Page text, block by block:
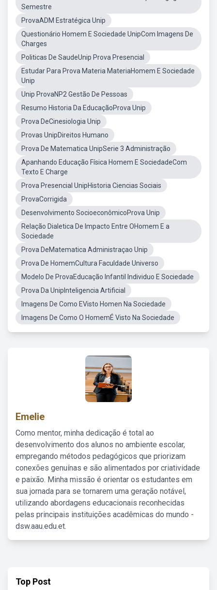
Semestre
ProvaADM Estratégica Unip
Questionário Homem E Sociedade UnipCom Imagens De
Charges
Politicas De SaudeUnip Prova Presencial
Estudar Para Prova Materia MateriaHomem E Sociedade
Unip
Unip ProvaNP2 Gestão De Pessoas
Resumo Historia Da EducaçãoProva Unip
Prova DeCinesiologia Unip
Provas UnipDireitos Humano
Prova De Matematica UnipSerie 3 Administração
Apanhando Educação Física Homem E SociedadeCom
Texto E Charge
Prova Presencial UnipHistoria Ciencias Sociais
ProvaCorrigida
Desenvolvimento SocioeconômicoProva Unip
Relação Dialetica De Impacto Entre OHomem E a
Sociedade
Prova DeMatematica Administraçao Unip
Prova De HomemCultura Faculdade Universo
Modelo De ProvaEducação Infantil Individuo E Sociedade
Prova Da UnipInteligencia Artificial
Imagens De Como EVisto Homen Na Sociedade
Imagens De Como O HomemÉ Visto Na Sociedade
Emelie
Como mentor, minha dedicação é total ao
desenvolvimento dos alunos no ambiente escolar,
empregando métodos pedagógicos que priorizam
conexões genuínas e são alimentados por criatividade
e paixão. Minha missão é orientar os estudantes em
sua jornada para se tornarem uma geração notável,
utilizando abordagens educacionais reconhecidas
pelas principais instituições acadêmicas do mundo -
dsw.aau.edu.et.
Top Post